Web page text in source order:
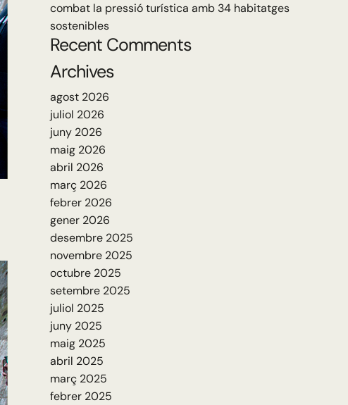
combat la pressió turística amb 34 habitatges
sostenibles
Recent Comments
Archives
agost 2026
juliol 2026
juny 2026
maig 2026
abril 2026
març 2026
febrer 2026
gener 2026
desembre 2025
novembre 2025
octubre 2025
setembre 2025
juliol 2025
juny 2025
maig 2025
abril 2025
març 2025
febrer 2025